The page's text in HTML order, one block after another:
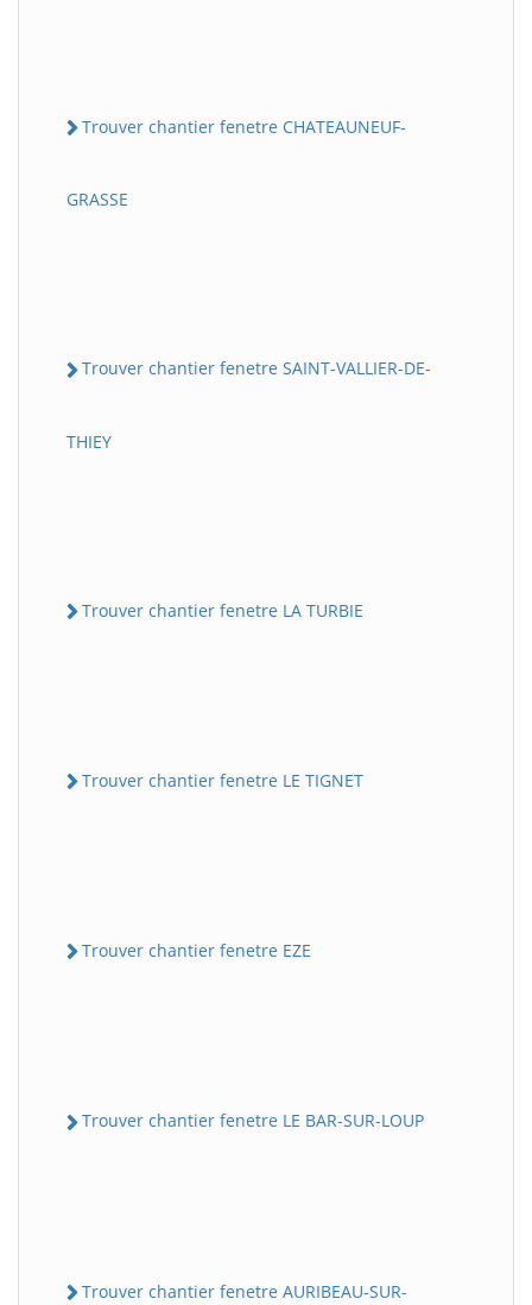
Trouver chantier fenetre CHATEAUNEUF-
GRASSE
Trouver chantier fenetre SAINT-VALLIER-DE-
THIEY
Trouver chantier fenetre LA TURBIE
Trouver chantier fenetre LE TIGNET
Trouver chantier fenetre EZE
Trouver chantier fenetre LE BAR-SUR-LOUP
Trouver chantier fenetre AURIBEAU-SUR-